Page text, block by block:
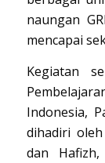
naungan
mencapai
Kegiatan
Indonesia,
dihadiri
dan